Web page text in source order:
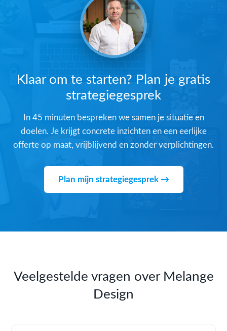
Klaar om te starten? Plan je gratis
strategiegesprek
In 45 minuten bespreken we samen je situatie en
doelen. Je krijgt concrete inzichten en een eerlijke
offerte op maat, vrijblijvend en zonder verplichtingen.
Plan mijn strategiegesprek →
Veelgestelde vragen over Melange
Design